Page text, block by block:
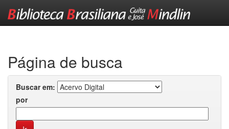
Página de busca
Buscar em:
por